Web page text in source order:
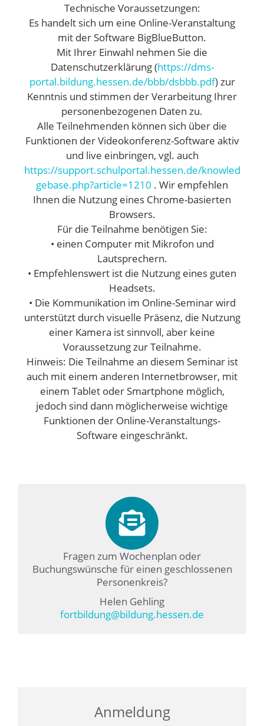
Technische Voraussetzungen:
Es handelt sich um eine Online-Veranstaltung
mit der Software BigBlueButton.
Mit Ihrer Einwahl nehmen Sie die
Datenschutzerklärung (https://dms-
portal.bildung.hessen.de/bbb/dsbbb.pdf) zur
Kenntnis und stimmen der Verarbeitung Ihrer
personenbezogenen Daten zu.
Alle Teilnehmenden können sich über die
Funktionen der Videokonferenz-Software aktiv
und live einbringen, vgl. auch
https://support.schulportal.hessen.de/knowled
gebase.php?article=1210 . Wir empfehlen
Ihnen die Nutzung eines Chrome-basierten
Browsers.
Für die Teilnahme benötigen Sie:
• einen Computer mit Mikrofon und
Lautsprechern.
• Empfehlenswert ist die Nutzung eines guten
Headsets.
• Die Kommunikation im Online-Seminar wird
unterstützt durch visuelle Präsenz, die Nutzung
einer Kamera ist sinnvoll, aber keine
Voraussetzung zur Teilnahme.
Hinweis: Die Teilnahme an diesem Seminar ist
auch mit einem anderen Internetbrowser, mit
einem Tablet oder Smartphone möglich,
jedoch sind dann möglicherweise wichtige
Funktionen der Online-Veranstaltungs-
Software eingeschränkt.
Fragen zum Wochenplan oder
Buchungswünsche für einen geschlossenen
Personenkreis?
Helen Gehling
fortbildung@bildung.hessen.de
Anmeldung